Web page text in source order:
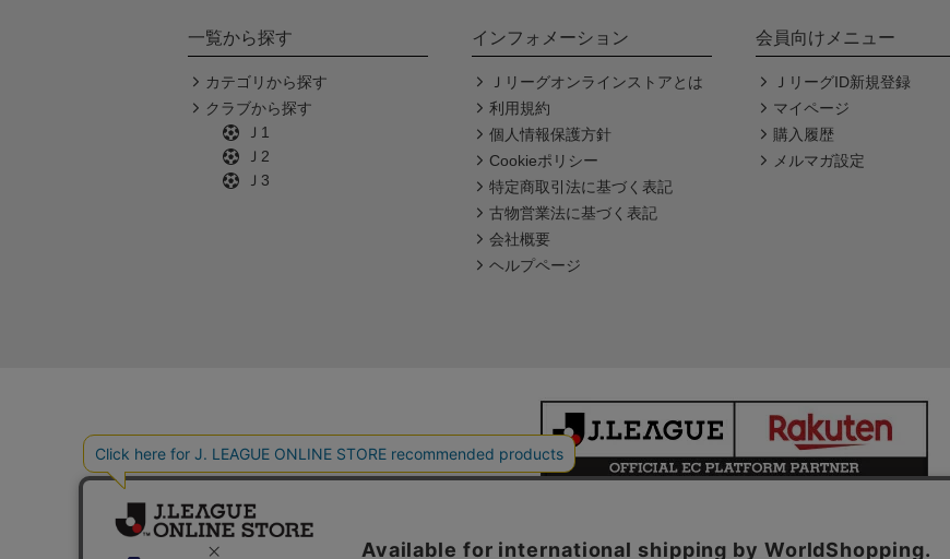
一覧から探す
カテゴリから探す
クラブから探す
Ｊ1
Ｊ2
Ｊ3
インフォメーション
Ｊリーグオンラインストアとは
利用規約
個人情報保護方針
Cookieポリシー
特定商取引法に基づく表記
古物営業法に基づく表記
会社概要
ヘルプページ
会員向けメニュー
ＪリーグID新規登録
マイページ
購入履歴
メルマガ設定
本サイトで使用している文章・画像等の無断での複製・転載を禁止します。